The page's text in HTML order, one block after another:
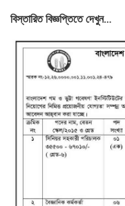
বিস্তারিত বিজ্ঞপ্তিতে দেখুন…